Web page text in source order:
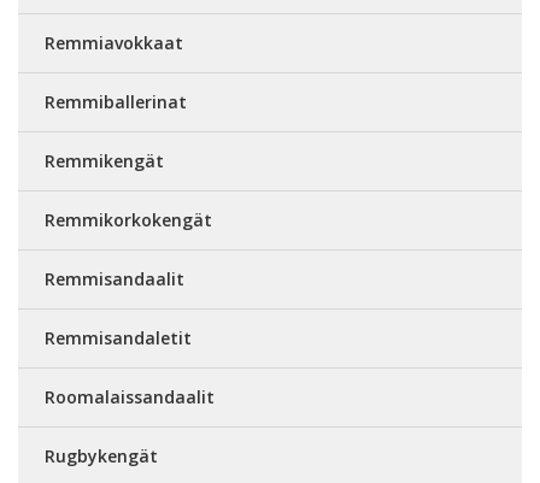
Remmiavokkaat
Remmiballerinat
Remmikengät
Remmikorkokengät
Remmisandaalit
Remmisandaletit
Roomalaissandaalit
Rugbykengät